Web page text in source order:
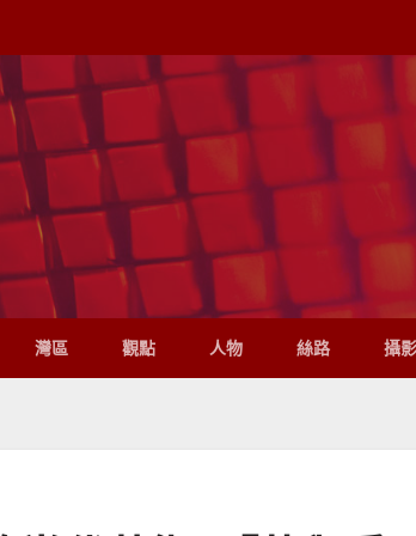
灣區 觀點 人物 絲路 攝